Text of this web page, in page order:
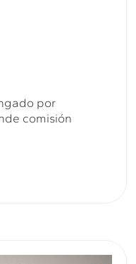
por
comisión